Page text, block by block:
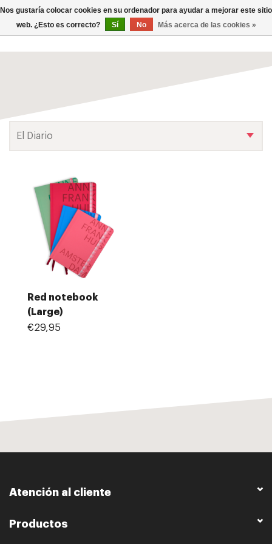
0
Red notebook
(Large)
€29,95
Atención al cliente
Productos
Nos gustaría colocar cookies en su ordenador para ayudar a mejorar este sitio
web. ¿Esto es correcto?
Sí No Más acerca de las cookies »